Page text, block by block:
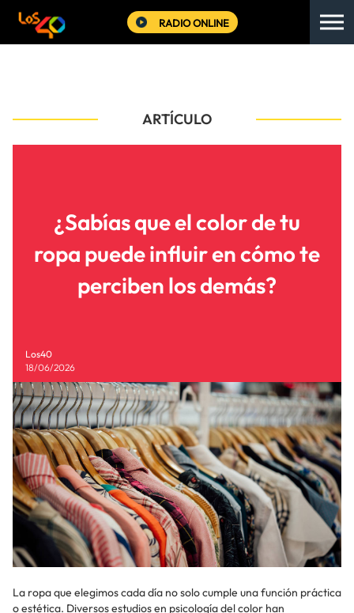
RADIO ONLINE
ARTÍCULO
¿Sabías que el color de tu
ropa puede influir en cómo te
perciben los demás?
Los40
18/06/2026
La ropa que elegimos cada día no solo cumple una función práctica
o estética. Diversos estudios en psicología del color han